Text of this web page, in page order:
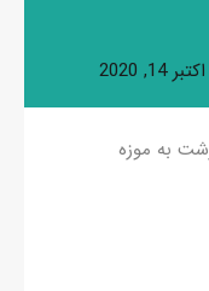
اکتبر 14, 2020
به موزه